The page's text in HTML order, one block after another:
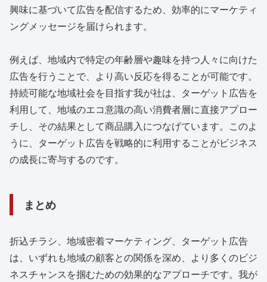
興味に基づいて広告を配信するため、効率的にマーケティ
ングメッセージを届けられます。
例えば、地域内で特定の年齢層や趣味を持つ人々に向けた
広告を行うことで、より高い反応を得ることが可能です。
持続可能な地域社会を目指す我が社は、ターゲット広告を
利用して、地域のエコ意識の高い消費者層に直接アプロー
チし、その結果として商品購入につなげています。このよ
うに、ターゲット広告を戦略的に利用することがビジネス
の成長に寄与するのです。
まとめ
折込チラシ、地域密着マーケティング、ターゲット広告
は、いずれも地域の顧客との関係を深め、より多くのビジ
ネスチャンスを掴むための効果的なアプローチです。我が